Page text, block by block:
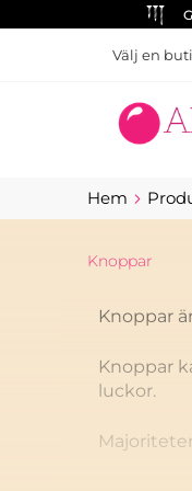
Välj en
Hem
Knoppar
Knoppar
Knoppar
luckor.